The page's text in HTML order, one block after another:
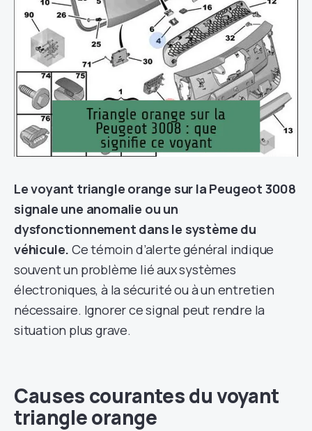
Le voyant triangle orange sur la Peugeot 3008
signale une anomalie ou un
dysfonctionnement dans le système du
véhicule. Ce témoin d’alerte général indique
souvent un problème lié aux systèmes
électroniques, à la sécurité ou à un entretien
nécessaire. Ignorer ce signal peut rendre la
situation plus grave.
Causes courantes du voyant
triangle orange